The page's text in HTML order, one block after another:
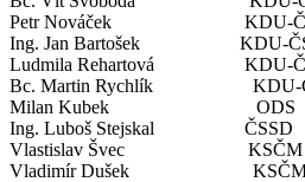
Petr Nováček KDU-
Ing. Jan Bartošek KDU-
Ludmila Rehartová KDU-
Bc. Martin Rychlík KDU-
Milan Kubek
Ing. Luboš Stejskal
Vlastislav Švec KSČM
Vladimír Dušek